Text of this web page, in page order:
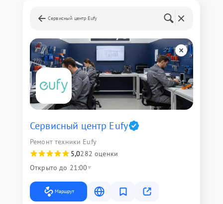
Сервисный центр Eufy
Сервисный центр Eufy
Ремонт техники Eufy
5,0282 оценки
Открыто до 21:00
Маршрут